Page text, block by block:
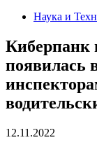
Наука и
Киберпанк
появилась
12.11.2022